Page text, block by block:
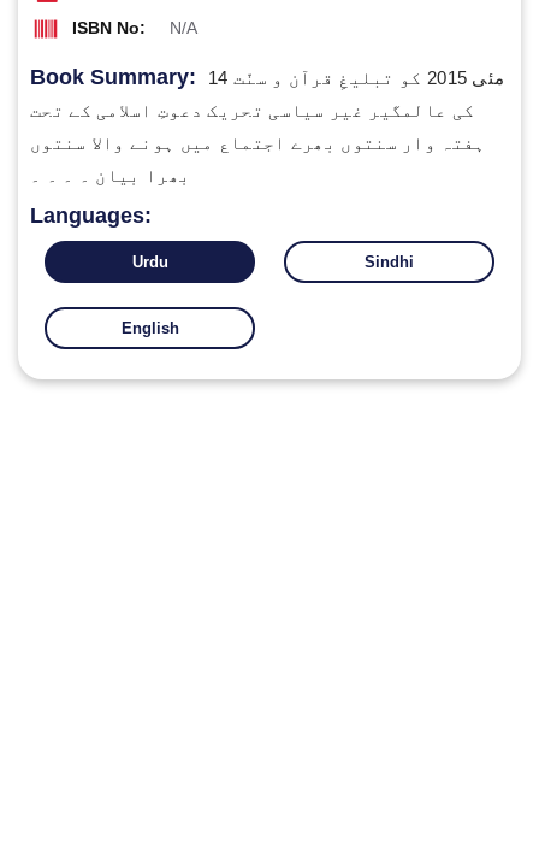
ISBN No: N/A
Book Summary:
14 مئی 2015 کو تبلیغِ قرآن و سنّت
کی عالمگیر غیر سیاسی تحریک دعوتِ اسلامی کے تحت
ہفتہ وار سنتوں بھرے اجتماع میں ہونے والا سنتوں
بھرا بیان ۔ ۔ ۔ ۔
Languages:
Urdu Sindhi
English